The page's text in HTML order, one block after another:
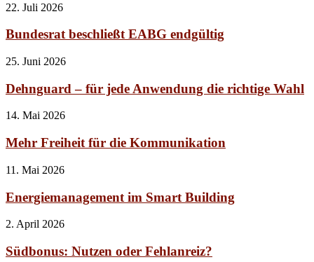
22. Juli 2026
Bundesrat beschließt EABG endgültig
25. Juni 2026
Dehnguard – für jede Anwendung die richtige Wahl
14. Mai 2026
Mehr Freiheit für die Kommunikation
11. Mai 2026
Energiemanagement im Smart Building
2. April 2026
Südbonus: Nutzen oder Fehlanreiz?